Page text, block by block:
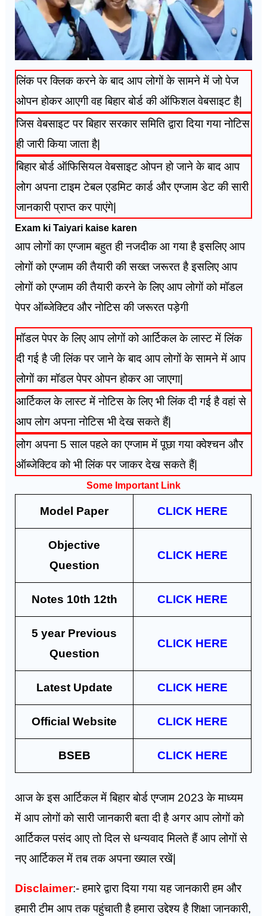
लिंक पर क्लिक करने के बाद आप लोगों के सामने में जो पेज
ओपन होकर आएगी वह बिहार बोर्ड की ऑफिशल वेबसाइट है|
जिस वेबसाइट पर बिहार सरकार समिति द्वारा दिया गया नोटिस
ही जारी किया जाता है|
बिहार बोर्ड ऑफिसियल वेबसाइट ओपन हो जाने के बाद आप
लोग अपना टाइम टेबल एडमिट कार्ड और एग्जाम डेट की सारी
जानकारी प्राप्त कर पाएंगे|
Exam ki Taiyari kaise karen
आप लोगों का एग्जाम बहुत ही नजदीक आ गया है इसलिए आप
लोगों को एग्जाम की तैयारी की सख्त जरूरत है इसलिए आप
लोगों को एग्जाम की तैयारी करने के लिए आप लोगों को मॉडल
पेपर ऑब्जेक्टिव और नोटिस की जरूरत पड़ेगी
मॉडल पेपर के लिए आप लोगों को आर्टिकल के लास्ट में लिंक
दी गई है जी लिंक पर जाने के बाद आप लोगों के सामने में आप
लोगों का मॉडल पेपर ओपन होकर आ जाएगा|
आर्टिकल के लास्ट में नोटिस के लिए भी लिंक दी गई है वहां से
आप लोग अपना नोटिस भी देख सकते हैं|
लोग अपना 5 साल पहले का एग्जाम में पूछा गया क्वेश्चन और
ऑब्जेक्टिव को भी लिंक पर जाकर देख सकते हैं|
Some Important Link
Model Paper CLICK HERE
Objective
Question
CLICK HERE
Notes 10th 12th CLICK HERE
5 year Previous
Question
CLICK HERE
Latest Update CLICK HERE
Official Website CLICK HERE
BSEB CLICK HERE
आज के इस आर्टिकल में बिहार बोर्ड एग्जाम 2023 के माध्यम
में आप लोगों को सारी जानकारी बता दी है अगर आप लोगों को
आर्टिकल पसंद आए तो दिल से धन्यवाद मिलते हैं आप लोगों से
नए आर्टिकल में तब तक अपना ख्याल रखें|
Disclaimer:- हमारे द्वारा दिया गया यह जानकारी हम और
हमारी टीम आप तक पहुंचाती है हमारा उद्देश्य है शिक्षा जानकारी,